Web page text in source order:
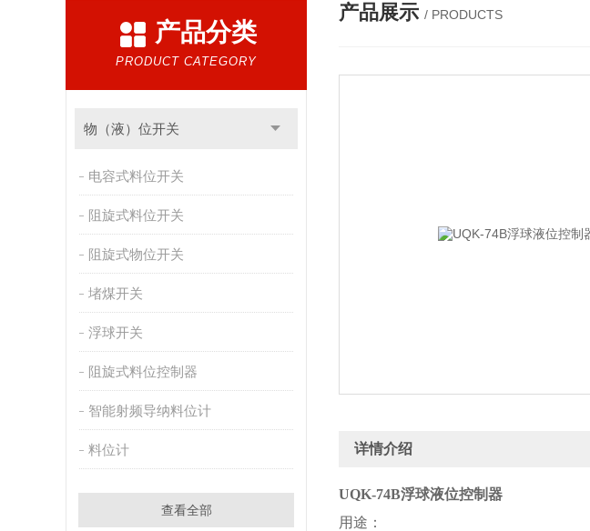
产品分类
PRODUCT CATEGORY
物（液）位开关
电容式料位开关
阻旋式料位开关
阻旋式物位开关
堵煤开关
浮球开关
阻旋式料位控制器
智能射频导纳料位计
料位计
查看全部
产品展示 / PRODUCTS
详情介绍
UQK-74B浮球液位控制器
用途：